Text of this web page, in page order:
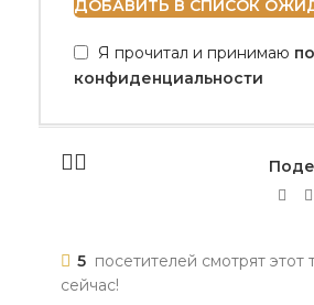
ДОБАВИТЬ В СПИСОК
Я прочитал и принимаю
конфиденциальности
5 посетителей смотрят этот
сейчас!